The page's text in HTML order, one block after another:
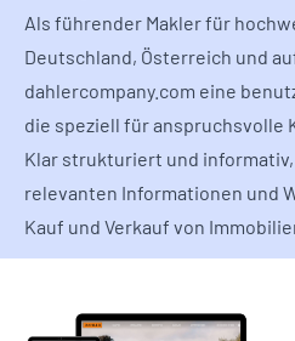
Als führender Makler für
Deutschland, Österreich und
dahlercompany.com eine
die speziell für anspruchsvolle
Klar strukturiert und
relevanten Informationen und
Kauf und Verkauf von